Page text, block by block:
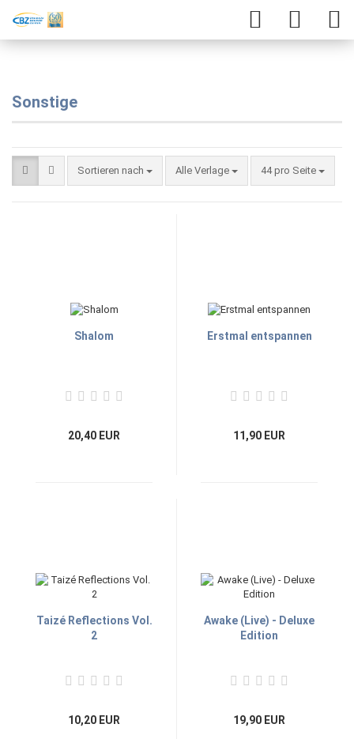
Sonstige
Sortieren nach Alle Verlage 44 pro Seite
Shalom
20,40 EUR
Erstmal entspannen
11,90 EUR
Taizé Reflections Vol.
2
10,20 EUR
Awake (Live) - Deluxe
Edition
19,90 EUR